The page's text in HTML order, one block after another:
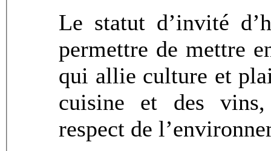
Le statut d’invité
permettre de mettre
qui allie culture et
cuisine et des vins,
respect de